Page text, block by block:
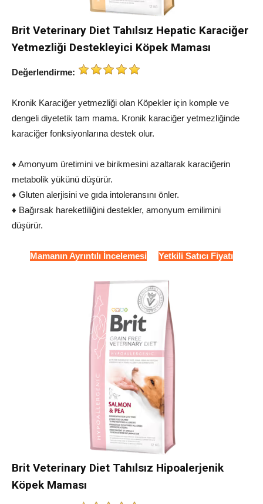
Brit Veterinary Diet Tahılsız Hepatic Karaciğer
Yetmezliği Destekleyici Köpek Maması
Değerlendirme:
Kronik Karaciğer yetmezliği olan Köpekler için komple ve
dengeli diyetetik tam mama. Kronik karaciğer yetmezliğinde
karaciğer fonksiyonlarına destek olur.
♦ Amonyum üretimini ve birikmesini azaltarak karaciğerin
metabolik yükünü düşürür.
♦ Gluten alerjisini ve gıda intoleransını önler.
♦ Bağırsak hareketliliğini destekler, amonyum emilimini
düşürür.
Mamanın Ayrıntılı İncelemesi Yetkili Satıcı Fiyatı
Brit Veterinary Diet Tahılsız Hipoalerjenik
Köpek Maması